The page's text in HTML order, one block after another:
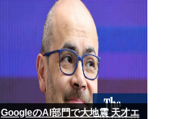
GoogleのAI部門で大地震 天才エ